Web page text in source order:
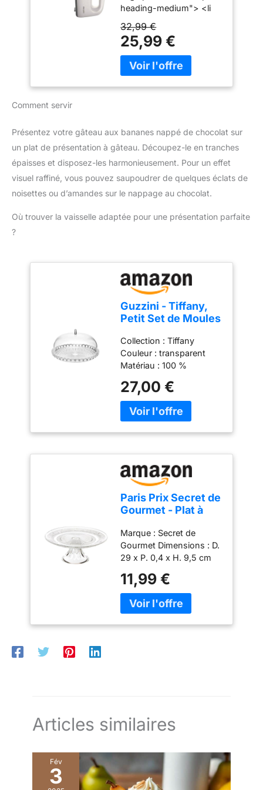
crochets pétrisseurs en
acier inoxydable pour
des performances fiables
et durables. Design
ergonomique et facile
d'utilisation : Poignée
ergonomique et bouton
changement rapide des
accessoires. Compact et
pratique pour un usage
quotidien : Léger, doté
d'un design compact, ce
mixeur est facile à ranger
et parfait pour toutes vos
Vitesses + Turbo,
Éjection Facile des
Accessoires, Clip
Attache-Cordon
(HR3741/00)
heading-medium"> <li
s01__bullet">450 W</li>
<li class="p-
s01__bullet">5 vitesses
+ fonction Turbo</li> <li
32,99 €
25,99 €
Comment servir
Présentez votre gâteau aux bananes nappé de chocolat sur
un plat de présentation à gâteau. Découpez-le en tranches
épaisses et disposez-les harmonieusement. Pour un effet
visuel raffiné, vous pouvez saupoudrer de quelques éclats de
noisettes ou d’amandes sur le nappage au chocolat.
Où trouver la vaisselle adaptée pour une présentation parfaite
?
Guzzini - Tiffany,
Petit Set de Moules
Transparent, Ø 30 x
h16 cm - 19950100
Collection : Tiffany
Couleur : transparent
Matériau : 100 %
Guzzini, fabriqué en Italie
depuis 1912 Poids du
colis: 1.02 kilograms
27,00 €
Paris Prix Secret de
Gourmet - Plat à
Renaissance 29cm
Transparent
Marque : Secret de
Gourmet Dimensions : D.
29 x P. 0,4 x H. 9,5 cm
Transparent
11,99 €
Articles similaires
Fév
3